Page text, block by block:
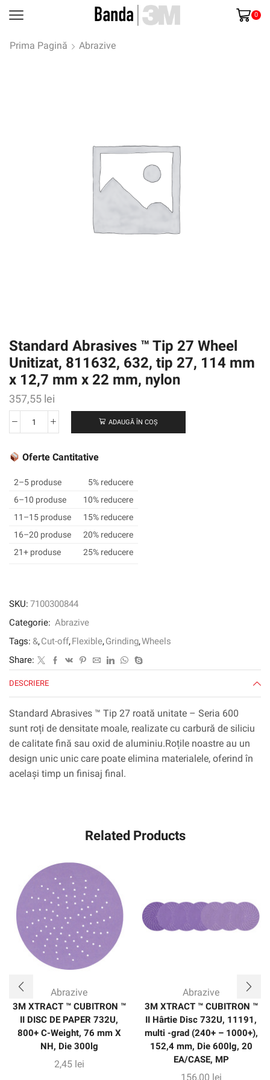
0
Prima Pagină Abrazive
Standard Abrasives ™ Tip 27 Wheel
Unitizat, 811632, 632, tip 27, 114 mm
x 12,7 mm x 22 mm, nylon
357,55 lei
Cantitate
Abrasives
Tip
Wheel
Unitizat,
811632,
632,
mm
12,7
mm
22
mm,
ADAUGĂ ÎN COȘ
Oferte Cantitative
2–5 produse
5% reducere
6–10 produse
10% reducere
11–15 produse
15% reducere
16–20 produse
20% reducere
21+ produse
25% reducere
SKU: 7100300844
Categorie: Abrazive
Tags: &,Cut-off,Flexible,Grinding,Wheels
Share:
DESCRIERE
Standard Abrasives ™ Tip 27 roată unitate – Seria 600
sunt roți de densitate moale, realizate cu carbură de siliciu
de calitate fină sau oxid de aluminiu.Roțile noastre au un
design unic unic care poate elimina materialele, oferind în
același timp un finisaj final.
Related Products
Abrazive
3M XTRACT ™ CUBITRON ™
II DISC DE PAPER 732U,
800+ C-Weight, 76 mm X
NH, Die 300lg
2,45 lei
Abrazive
3M XTRACT ™ CUBITRON ™
II Hârtie Disc 732U, 11191,
multi -grad (240+ – 1000+),
152,4 mm, Die 600lg, 20
EA/CASE, MP
156,00 lei